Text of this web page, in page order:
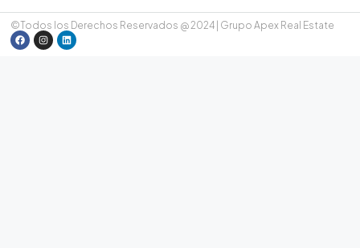
©Todos los Derechos Reservados @ 2024 | Grupo Apex Real Estate